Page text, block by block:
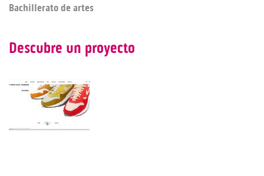
Bachillerato de artes
Descubre un proyecto